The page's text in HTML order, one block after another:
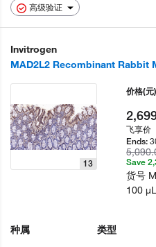
高级验证
Invitrogen
MAD2L2 Recombinant Rabbit
13
种属
类型
价格(元)
飞享价
Ends:
Save
货号
100 µL